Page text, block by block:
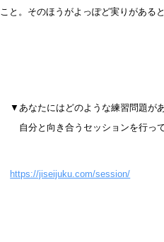
こと。そのほうがよっぽど実りがある
▼あなたにはどのような練習問題が
自分と向き合うセッションを行っ
https://jiseijuku.com/session/